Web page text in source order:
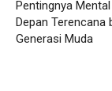
Pentingnya
Depan Terencana
Generasi Muda